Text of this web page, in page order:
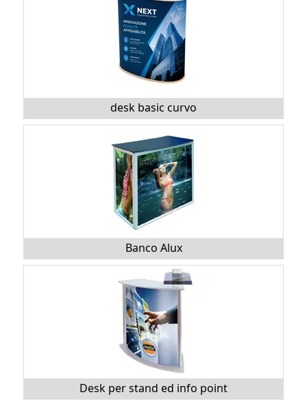
desk basic curvo
Banco Alux
Desk per stand ed info point